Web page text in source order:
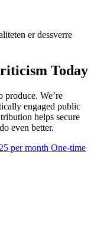
er dessverre
Today
produce. We’re
engaged public
helps secure
even better.
per month One-time